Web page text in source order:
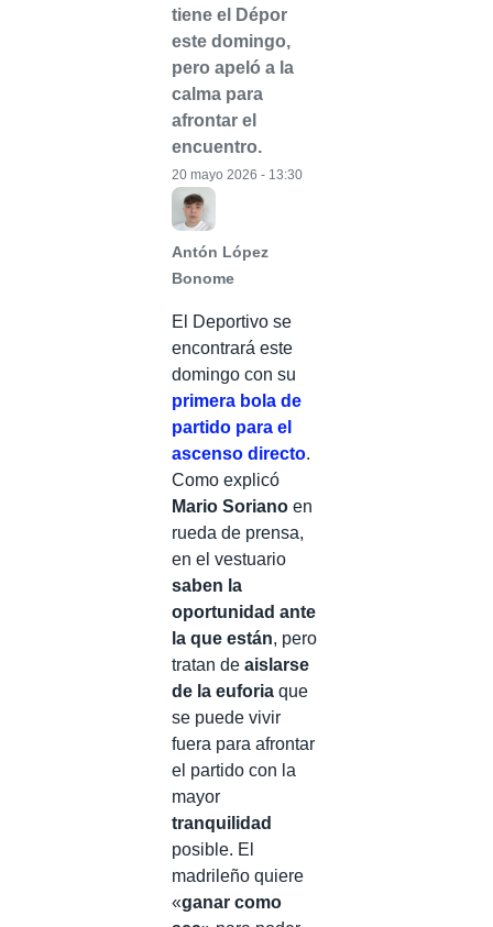
tiene el Dépor
este domingo,
pero apeló a la
calma para
afrontar el
encuentro.
Antón López
Bonome
20 mayo 2026 - 13:30
El Deportivo se
encontrará este
domingo con su
primera bola de
partido para el
ascenso directo.
Como explicó
Mario Soriano en
rueda de prensa,
en el vestuario
saben la
oportunidad ante
la que están, pero
tratan de aislarse
de la euforia que
se puede vivir
fuera para afrontar
el partido con la
mayor
tranquilidad
posible. El
madrileño quiere
«ganar como